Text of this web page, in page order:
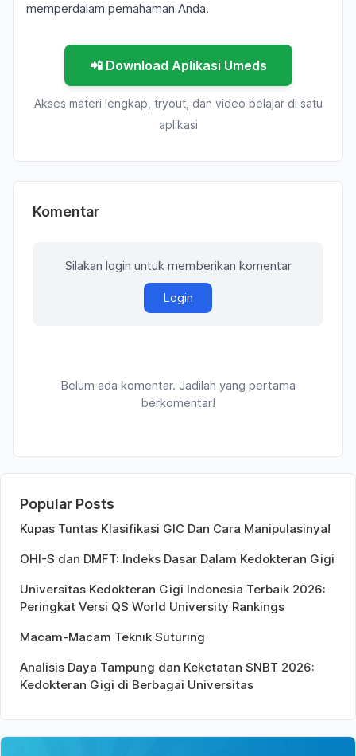
memperdalam pemahaman Anda.
📲 Download Aplikasi Umeds
Akses materi lengkap, tryout, dan video belajar di satu
aplikasi
Komentar
Silakan login untuk memberikan komentar
Login
Belum ada komentar. Jadilah yang pertama
berkomentar!
Popular Posts
Kupas Tuntas Klasifikasi GIC Dan Cara Manipulasinya!
OHI-S dan DMFT: Indeks Dasar Dalam Kedokteran Gigi
Universitas Kedokteran Gigi Indonesia Terbaik 2026:
Peringkat Versi QS World University Rankings
Macam-Macam Teknik Suturing
Analisis Daya Tampung dan Keketatan SNBT 2026:
Kedokteran Gigi di Berbagai Universitas